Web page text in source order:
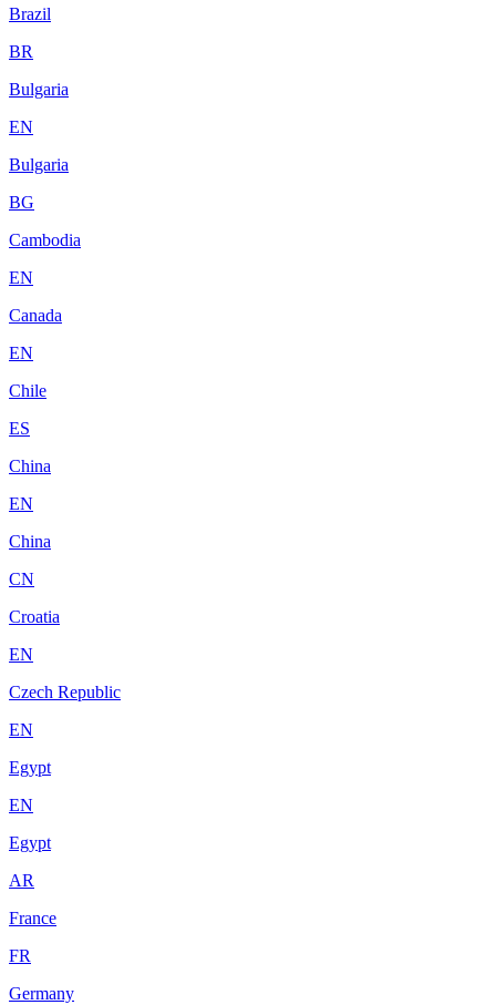
Brazil
BR
Bulgaria
EN
Bulgaria
BG
Cambodia
EN
Canada
EN
Chile
ES
China
EN
China
CN
Croatia
EN
Czech Republic
EN
Egypt
EN
Egypt
AR
France
FR
Germany